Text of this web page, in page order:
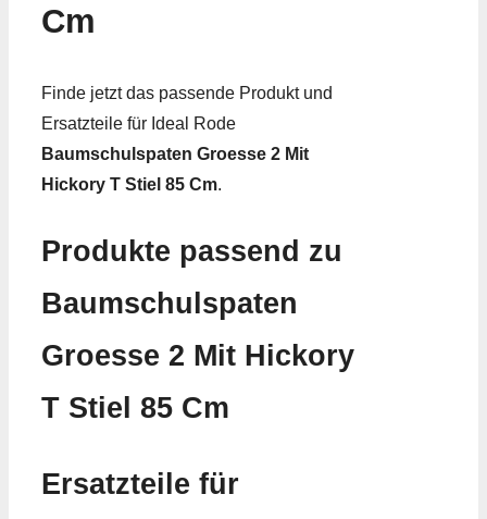
Cm
Finde jetzt das passende Produkt und
Ersatzteile für Ideal Rode
Baumschulspaten Groesse 2 Mit
Hickory T Stiel 85 Cm.
Produkte passend zu
Baumschulspaten
Groesse 2 Mit Hickory
T Stiel 85 Cm
Ersatzteile für